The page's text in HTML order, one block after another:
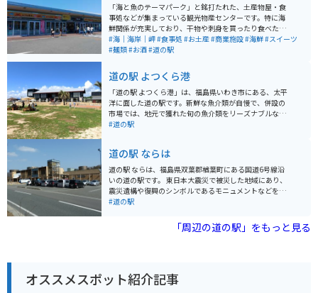
「海と魚のテーマパーク」と銘打たれた、土産物屋・食
事処などが集まっている観光物産センターです。特に海
鮮関係が充実しており、干物や刺身を買ったり食べたり
できます。観光遊覧船もこの施設から発着しています。
アクアマリンふくしまと隣接しているので、この辺りだ
#海｜海岸｜岬#食事処 #お土産#商業施設#海鮮#スイーツ
#麺類#お酒#道の駅
道の駅 よつくら港
「道の駅 よつくら港」は、福島県いわき市にある、太平
洋に面した道の駅です。新鮮な魚介類が自慢で、併設の
市場では、地元で獲れた旬の魚介類をリーズナブルな価
格で購入できます。 食事処では、獲れたての海の幸を使
たっぷり使った「四倉海鮮丼」です。 また、道の駅の目
の前には、太平洋を一望できる「四倉海岸」が広がって
います。青い海と白い砂浜のコントラストが美しく、サ
ーフィンスポットとしても人気があります。バイクで訪
れた方は、海岸線を気持ちよくツーリングするのもおす
すめです。 周辺には、塩屋崎灯台やアクアマリンふくし
地元産の海産物の加工品や、いわき市の伝統工芸品であ
#道の駅
道の駅 ならは
道の駅 ならは、福島県双葉郡楢葉町にある国道6号線沿
いの道の駅です。 東日本大震災で被災した地域にあり、
震災遺構や復興のシンボルであるモニュメントなどを見
学することができます。 地元の新鮮な野菜や果物を販売
使った商品を販売するお土産コーナーもあります。 レス
トランでは、地元産の食材を使った料理を楽しむことが
る場所です。
#道の駅
「周辺の道の駅」をもっと見る
オススメスポット紹介記事